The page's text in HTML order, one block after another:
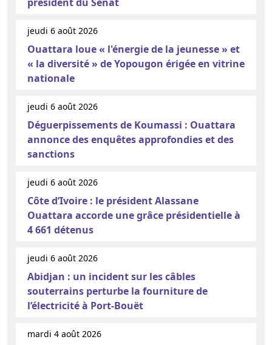
jeudi 6 août 2026
Ouattara loue « l'énergie de la jeunesse » et
« la diversité » de Yopougon érigée en vitrine
nationale
jeudi 6 août 2026
Déguerpissements de Koumassi : Ouattara
annonce des enquêtes approfondies et des
sanctions
jeudi 6 août 2026
Côte d’Ivoire : le président Alassane
Ouattara accorde une grâce présidentielle à
4 661 détenus
jeudi 6 août 2026
Abidjan : un incident sur les câbles
souterrains perturbe la fourniture de
l’électricité à Port-Bouët
mardi 4 août 2026